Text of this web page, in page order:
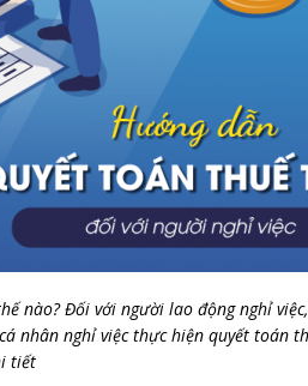
nào? Đối với người lao động nghỉ
nhân nghỉ việc thực hiện quyết toán
tiết